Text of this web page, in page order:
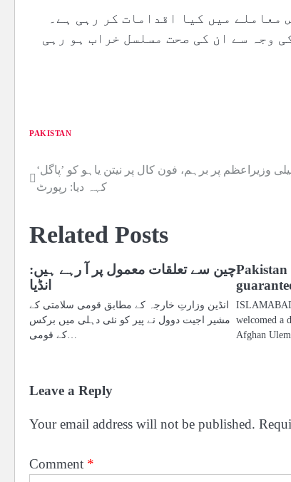
معاملے میں کیا اقدامات کر رہی ہے۔
وجہ سے ان کی صحت مسلسل خراب ہو رہی
PAKISTAN
Post
navigation
وزیراعظم پر برہم، فون کال پر نیتن یاہو کو ’پاگل‘
کہہ دیا: رپورٹ
Related Posts
چین سے تعلقات معمول پر آ رہے ہیں:
انڈیا
انڈین وزارتِ خارجہ کے مطابق قومی سلامتی کے
مشیر اجیت دوول نے پیر کو نئی دہلی میں برکس
Pakistan
welcomed a
Afghan
Leave a Reply
Your email address will not be published.
Comment *